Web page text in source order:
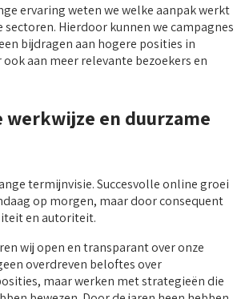
ervaring weten we welke aanpak werkt
Hierdoor kunnen we campagnes
bijdragen aan hogere posities in
aan meer relevante bezoekers en
werkwijze en duurzame
termijnvisie. Succesvolle online groei
op morgen, maar door consequent
en autoriteit.
wij open en transparant over onze
overdreven beloftes over
maar werken met strategieën die